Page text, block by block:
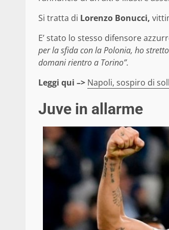
Si tratta di Lorenzo Bonucci,
E’ stato lo stesso difensore
per la sfida con la Polonia, ho
domani rientro a Torino”.
Leggi qui –> Napoli, sospiro di
Juve in allarme